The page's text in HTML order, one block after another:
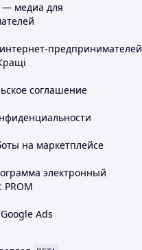
— медиа для
предпринимателей
соглашение
на маркетплейсе
электронный
PROM
Ads